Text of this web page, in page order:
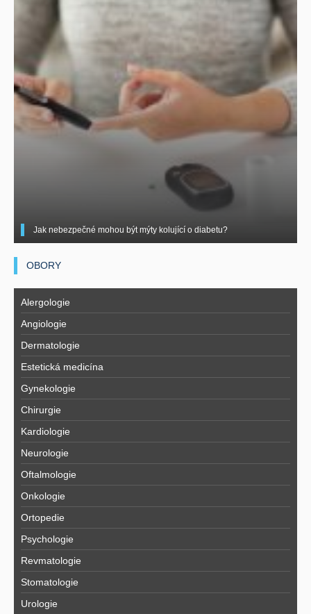
Jak nebezpečné mohou být mýty kolující o diabetu?
OBORY
Alergologie
Angiologie
Dermatologie
Estetická medicína
Gynekologie
Chirurgie
Kardiologie
Neurologie
Oftalmologie
Onkologie
Ortopedie
Psychologie
Revmatologie
Stomatologie
Urologie